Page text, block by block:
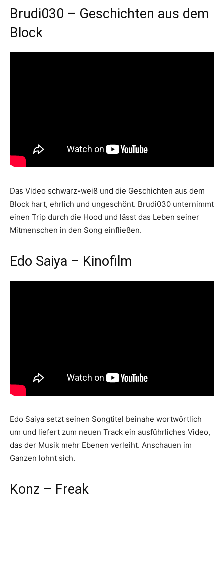
Brudi030 – Geschichten aus dem
Block
Das Video schwarz-weiß und die Geschichten aus dem
Block hart, ehrlich und ungeschönt. Brudi030 unternimmt
einen Trip durch die Hood und lässt das Leben seiner
Mitmenschen in den Song einfließen.
Edo Saiya – Kinofilm
Edo Saiya setzt seinen Songtitel beinahe wortwörtlich
um und liefert zum neuen Track ein ausführliches Video,
das der Musik mehr Ebenen verleiht. Anschauen im
Ganzen lohnt sich.
Konz – Freak